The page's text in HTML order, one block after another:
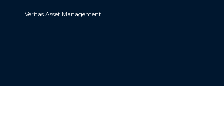
Veritas Asset Management